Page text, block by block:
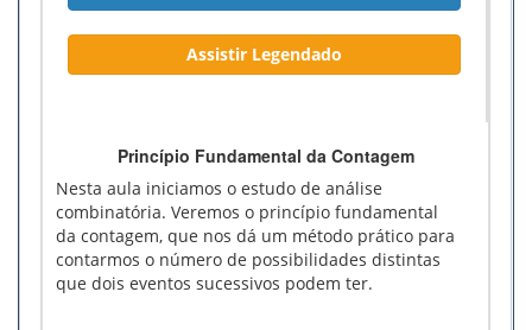
Assistir Legendado
Princípio Fundamental da Contagem
Nesta aula iniciamos o estudo de análise
combinatória. Veremos o princípio fundamental
da contagem, que nos dá um método prático para
contarmos o número de possibilidades distintas
que dois eventos sucessivos podem ter.